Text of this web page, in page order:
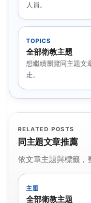
人員。
TOPICS
全部衛教主題
想繼續瀏覽同主題文
走。
RELATED POSTS
同主題文章推薦
依文章主題與標籤，
主題
全部衛教主題